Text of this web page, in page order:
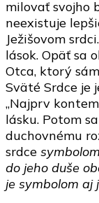
milovať svojho
neexistuje
Ježišovom
lások. Opäť sa
Otca, ktorý
Sväté Srdce je
„Najprv
lásku. Potom
duchovnému
srdce
do jeho duše
je symbolom aj